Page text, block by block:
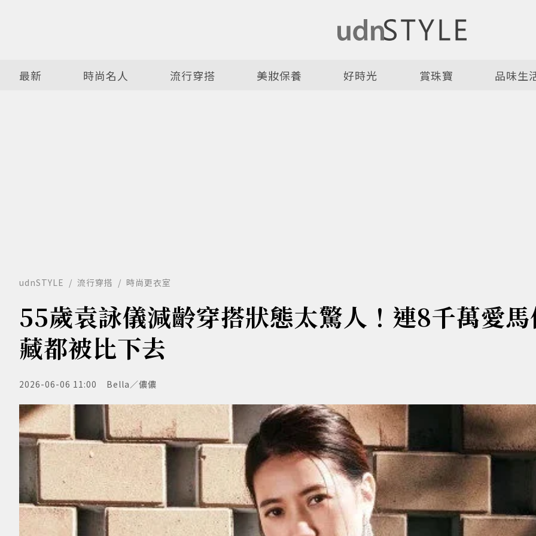
最新 時尚名人 流行穿搭 美妝保養 好時光 賞珠寶 品味生
udnSTYLE 流行穿搭 時尚更衣室
55歲袁詠儀減齡穿搭狀態太驚人！連8千萬愛
藏都被比下去
2026-06-06 11:00 Bella／儂儂